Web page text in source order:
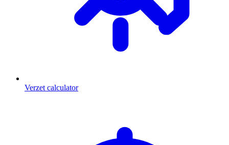
Verzet calculator